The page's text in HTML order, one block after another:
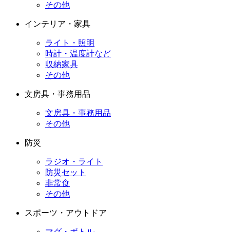
その他
インテリア・家具
ライト・照明
時計・温度計など
収納家具
その他
文房具・事務用品
文房具・事務用品
その他
防災
ラジオ・ライト
防災セット
非常食
その他
スポーツ・アウトドア